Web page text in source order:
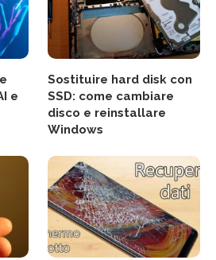
e
Sostituire hard disk con
SSD: come cambiare
disco e reinstallare
Windows